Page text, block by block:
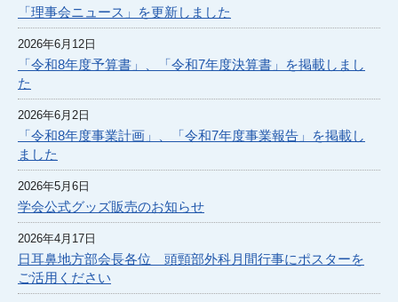
「理事会ニュース」を更新しました
2026年6月12日
「令和8年度予算書」、「令和7年度決算書」を掲載しまし
た
2026年6月2日
「令和8年度事業計画」、「令和7年度事業報告」を掲載し
ました
2026年5月6日
学会公式グッズ販売のお知らせ
2026年4月17日
日耳鼻地方部会長各位 頭頸部外科月間行事にポスターを
ご活用ください